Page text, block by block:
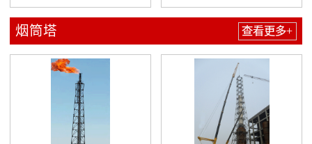
烟筒塔 查看更多+